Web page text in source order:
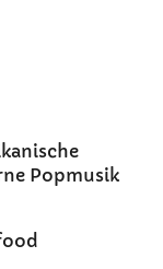
Popmusik